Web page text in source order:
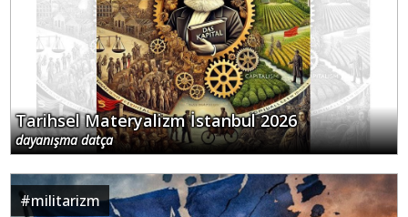
Tarihsel Materyalizm İstanbul 2026
dayanışma datça
#militarizm